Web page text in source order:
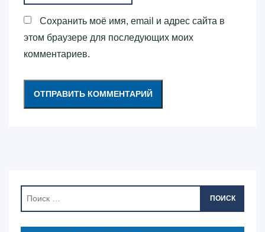
Сохранить моё имя, email и адрес сайта в
этом браузере для последующих моих
комментариев.
ПОИСК